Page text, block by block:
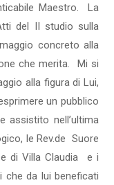
Maestro. La
del II studio sulla
concreto alla
che merita. Mi si
alla figura di Lui,
un pubblico
assistito nell’ultima
le Rev.de Suore
di Villa Claudia e i
da lui beneficati